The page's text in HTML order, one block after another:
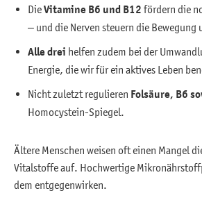
DieVitamine B6 und B12 fördern die
– und die Nerven steuern die Bewegung
Alle drei helfen zudem bei der
Energie, die wir für ein aktives Leben
Nicht zuletzt regulieren Folsäure, B6
Homocystein-Spiegel.
Ältere Menschen weisen oft einen Mangel
Vitalstoffe auf. Hochwertige
dem entgegenwirken.